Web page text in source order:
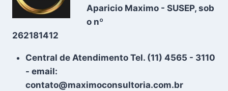
Aparicio Maximo - SUSEP, sob
o nº
262181412
Central de Atendimento Tel. (11) 4565 - 3110
- email:
contato@maximoconsultoria.com.br